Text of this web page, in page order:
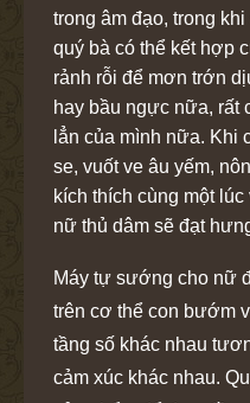
trong âm đạo, trong
quý bà có thể kết hợp
rảnh rỗi để mơn trớn
hay bầu ngực nữa, rất
lẳn của mình nữa. Khi
se, vuốt ve âu yếm,
kích thích cùng một
nữ thủ dâm sẽ đạt
Máy tự sướng cho nữ
trên cơ thể con bướm
tầng số khác nhau
cảm xúc khác nhau.